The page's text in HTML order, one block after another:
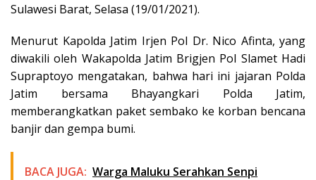
Sulawesi Barat, Selasa (19/01/2021).
Menurut Kapolda Jatim Irjen Pol Dr. Nico Afinta, yang
diwakili oleh Wakapolda Jatim Brigjen Pol Slamet Hadi
Supraptoyo mengatakan, bahwa hari ini jajaran Polda
Jatim bersama Bhayangkari Polda Jatim,
memberangkatkan paket sembako ke korban bencana
banjir dan gempa bumi.
BACA JUGA: Warga Maluku Serahkan Senpi